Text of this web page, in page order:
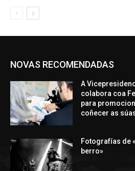
NOVAS RECOMENDADAS
A
colabora coa
para
coñecer as
Fotografías de
berro»